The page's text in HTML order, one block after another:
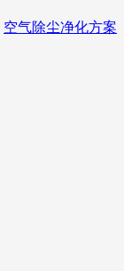
空气除尘净化方案